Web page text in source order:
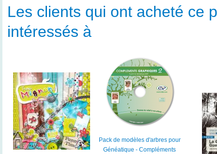
Les clients qui ont acheté ce
intéressés à
Pack de modèles d'arbres pour
Généatique - Compléments